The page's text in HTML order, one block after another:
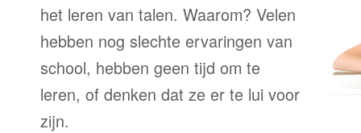
het leren van talen. Waarom? Velen
hebben nog slechte ervaringen van
school, hebben geen tijd om te
leren, of denken dat ze er te lui voor
zijn.